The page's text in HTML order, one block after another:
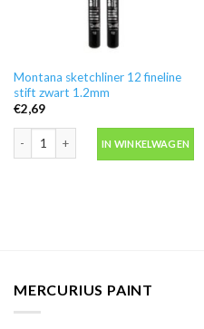
Montana sketchliner 12 fineline
stift zwart 1.2mm
€2,69
IN WINKELWAGEN
MERCURIUS PAINT